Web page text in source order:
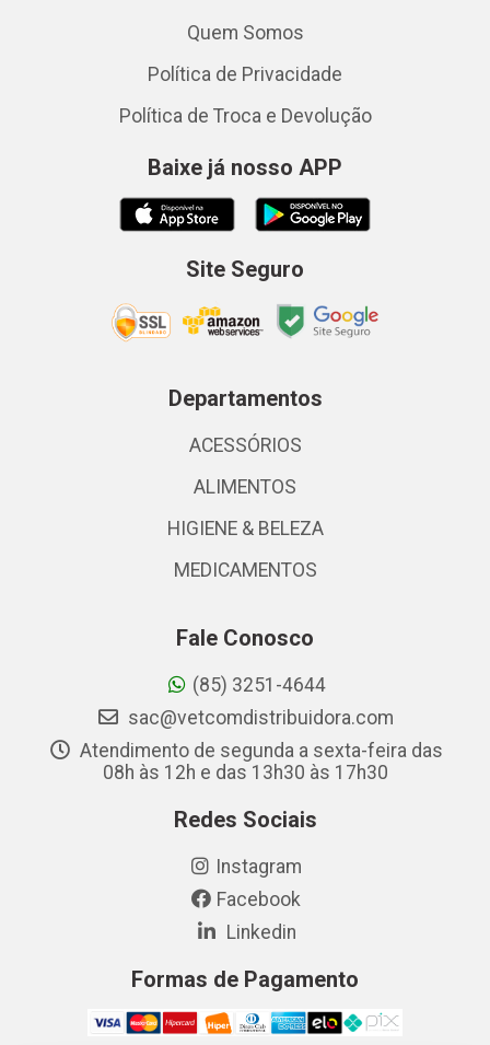
Quem Somos
Política de Privacidade
Política de Troca e Devolução
Baixe já nosso APP
Site Seguro
Departamentos
ACESSÓRIOS
ALIMENTOS
HIGIENE & BELEZA
MEDICAMENTOS
Fale Conosco
(85) 3251-4644
sac@vetcomdistribuidora.com
Atendimento de segunda a sexta-feira das
08h às 12h e das 13h30 às 17h30
Redes Sociais
Instagram
Facebook
Linkedin
Formas de Pagamento